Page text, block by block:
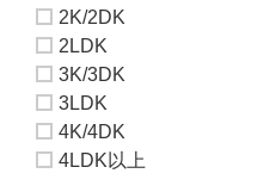
2K/2DK
2LDK
3K/3DK
3LDK
4K/4DK
4LDK以上